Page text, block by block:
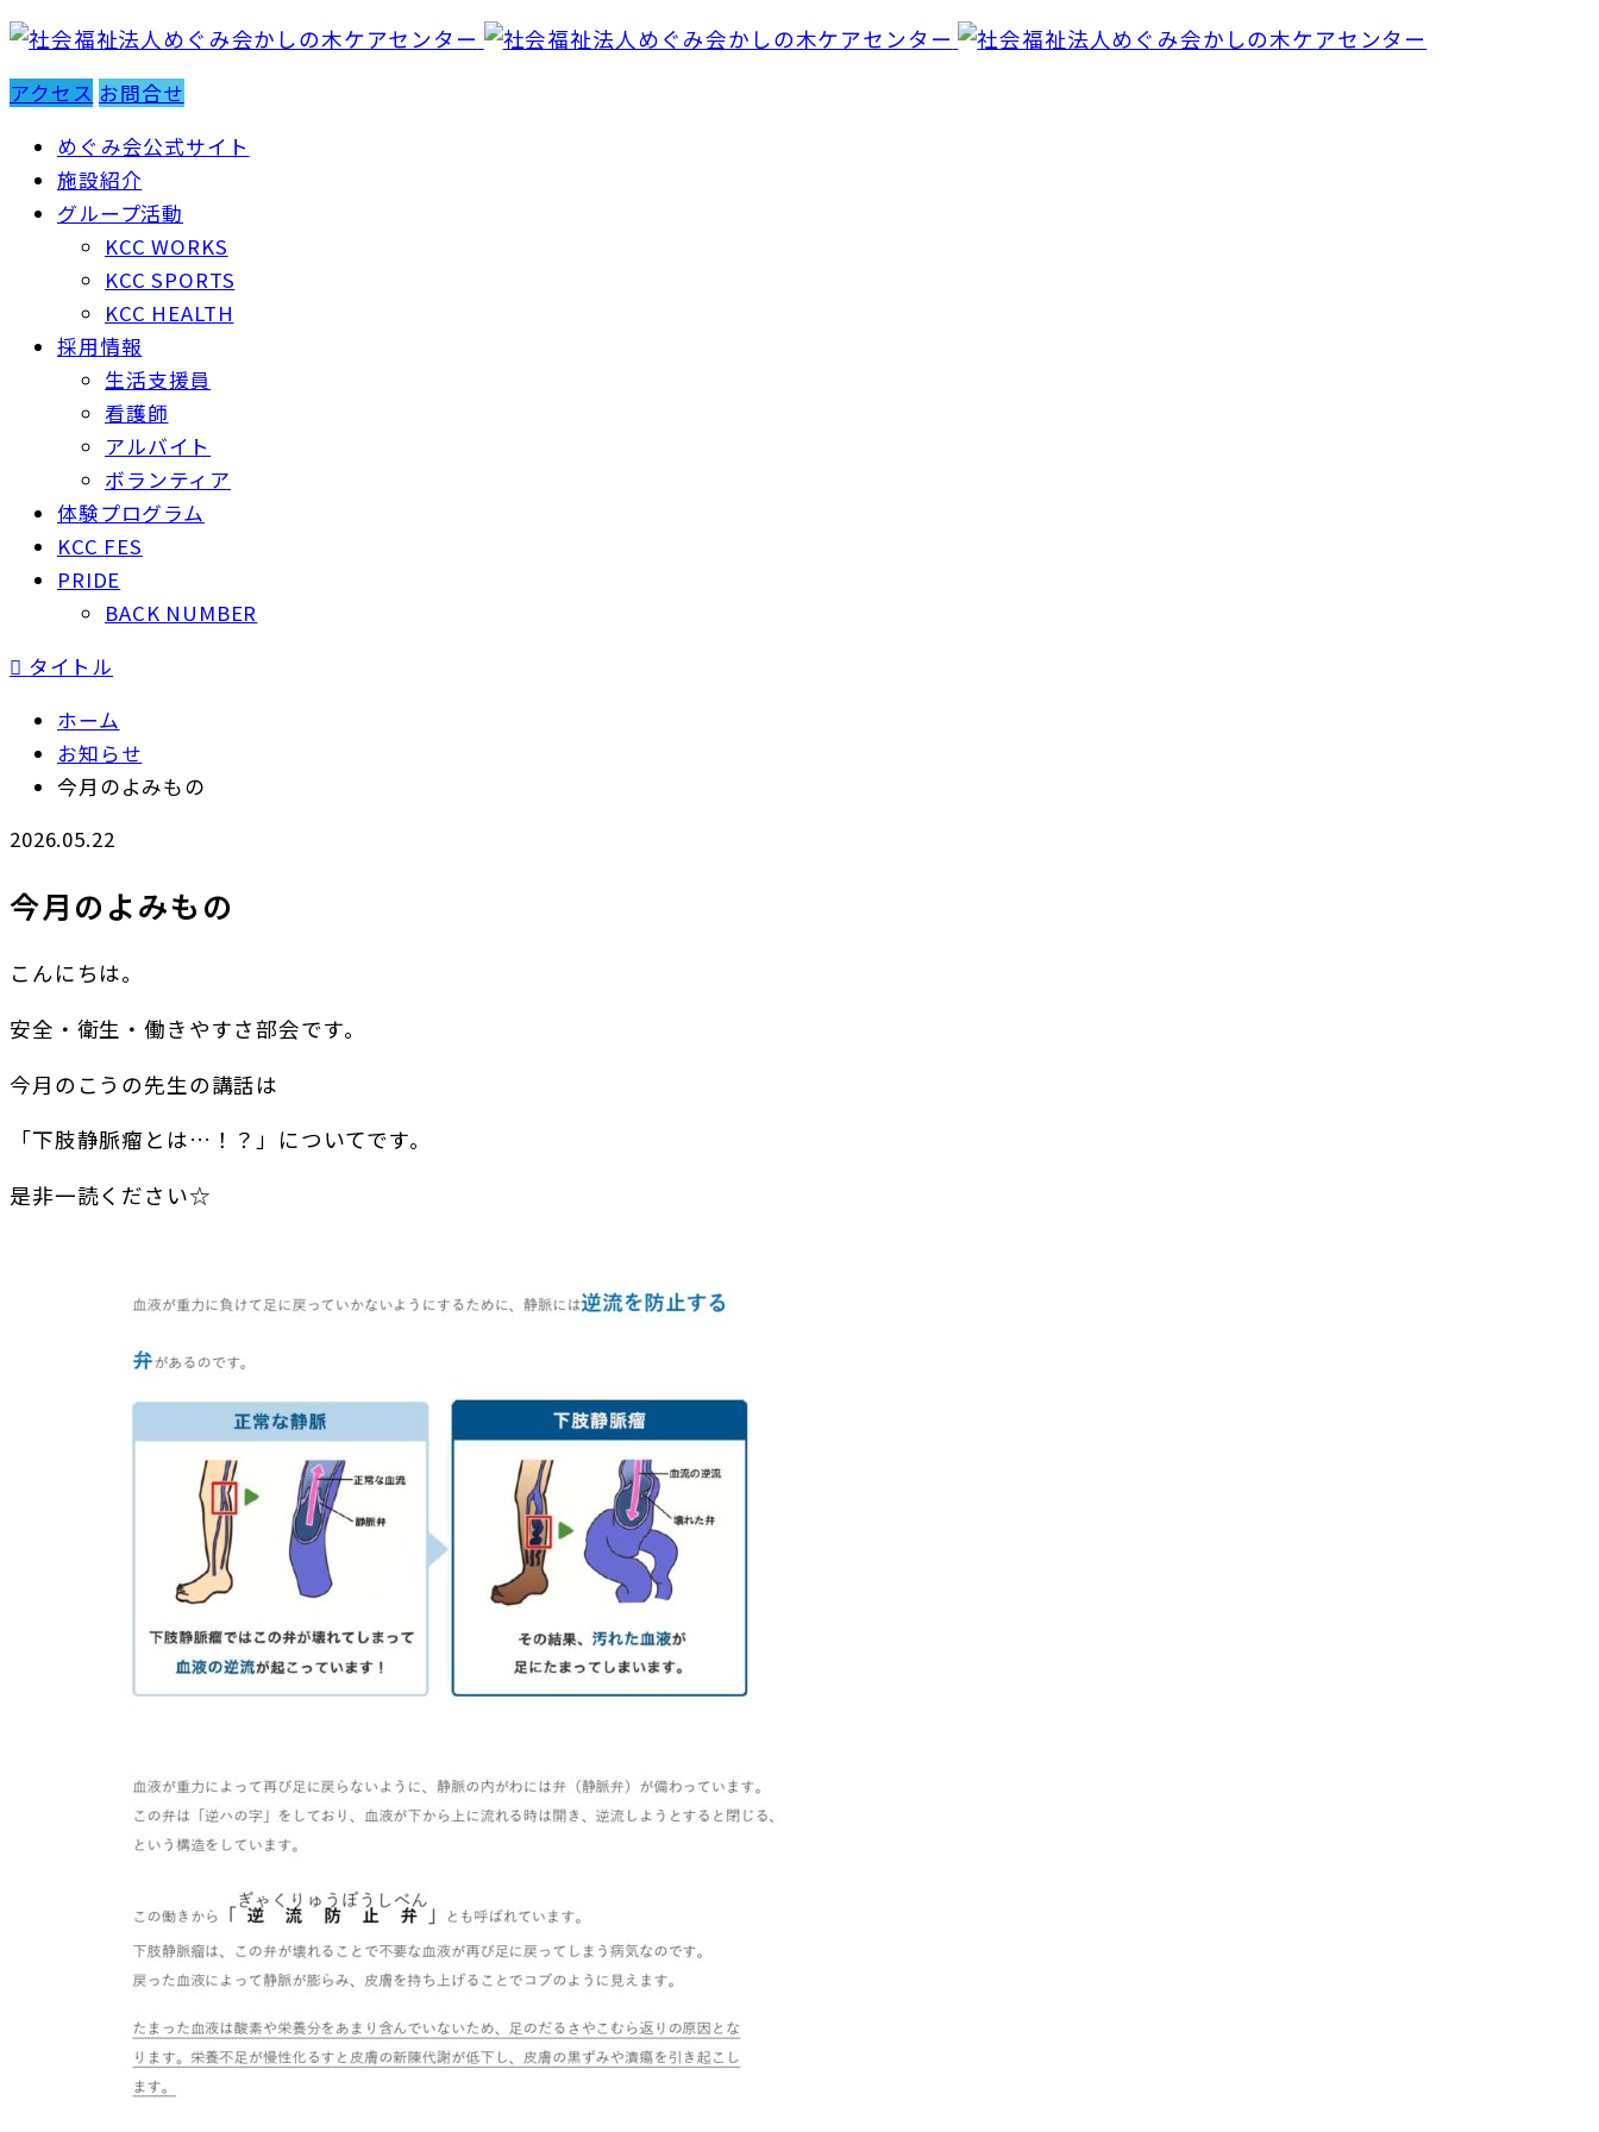
アクセス お問合せ
めぐみ会公式サイト
施設紹介
グループ活動
KCC WORKS
KCC SPORTS
KCC HEALTH
採用情報
生活支援員
看護師
アルバイト
ボランティア
体験プログラム
KCC FES
PRIDE
BACK NUMBER
 タイトル
ホーム
お知らせ
今月のよみもの
2026.05.22
今月のよみもの
こんにちは。
安全・衛生・働きやすさ部会です。
今月のこうの先生の講話は
「下肢静脈瘤とは…！？」についてです。
是非一読ください☆